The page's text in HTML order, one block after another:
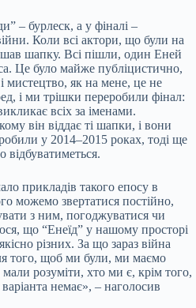
– бурлеск, а у фіналі –
Коли всі актори, що були на
шапку. Всі пішли, один Еней
Це було майже публіцистично,
мистецтво, як на мене, це не
і ми трішки переробили фінал:
всіх за іменами.
він віддає ті шапки, і вони
у 2014–2015 роках, тоді ще
відбуватиметься.
прикладів такого епосу в
можемо звертатися постійно,
з ним, погоджуватися чи
що “Енеїд” у нашому просторі
різних. За що зараз війна
того, щоб ми були, ми маємо
розуміти, хто ми є, крім того,
немає», – наголосив